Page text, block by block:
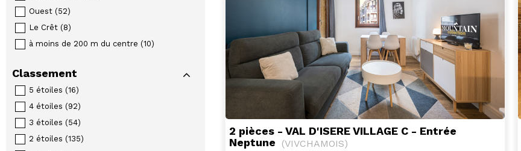
Ouest (52)
Le Crêt (8)
à moins de 200 m du centre (10)
Classement
5 étoiles (16)
4 étoiles (92)
3 étoiles (54)
2 étoiles (135)
2 pièces - VAL D'ISERE VILLAGE C - Entrée
Neptune
(VIVCHAMOIS)